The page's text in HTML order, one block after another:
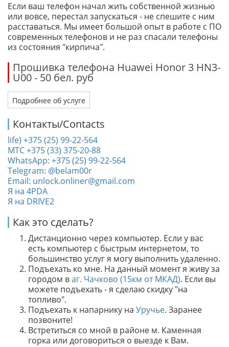
Если ваш телефон начал жить собственной жизнью
или вовсе, перестал запускаться - не спешите с ним
расставаться. Мы имеет большой опыт в работе с ПО
современных телефонов и не раз спасали телефоны
из состояния "кирпича".
Прошивка телефона Huawei Honor 3 HN3-
U00 - 50 бел. руб
Подробнее об услуге
Контакты/Contacts
life) +375 (25) 99-22-564
МТС +375 (33) 375-20-88
WhatsApp: +375 (25) 99-22-564
Telegram: @belam00r
Email: unlock.onliner@gmail.com
Я на 4PDA
Я на DRIVE2
Как это сделать?
Дистанционно через компьютер. Если у вас
есть компьютер с быстрым интернетом, то
большинство услуг я могу выполнить удаленно.
Подъехать ко мне. На данный момент я живу за
городом ваг. Чачково (15км от МКАД). Если вы
можете подъехать - я сделаю скидку "на
топливо".
Подъехать к напарнику на Уручье. Заранее
позвоните!
Встретиться со мной в районе м. Каменная
горка или договориться о выезде к Вам.